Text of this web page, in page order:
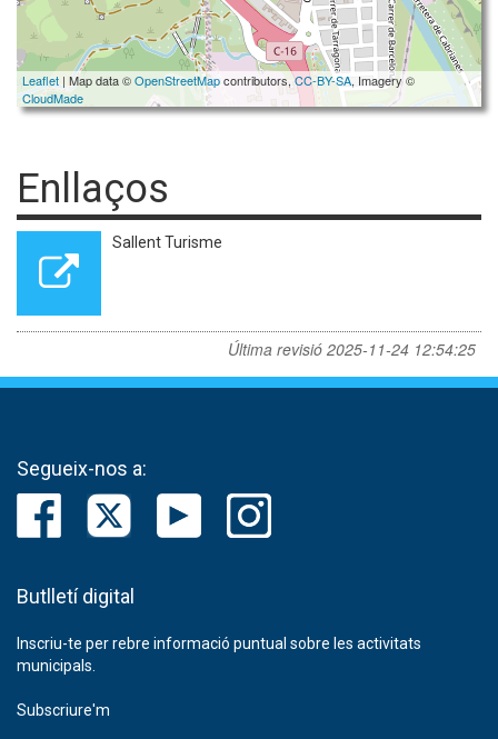
Leaflet | Map data ©OpenStreetMapcontributors,CC-BY-SA, Imagery ©
CloudMade
Enllaços
Sallent Turisme
Última revisió 2025-11-24 12:54:25
Segueix-nos a:
Butlletí digital
Inscriu-te per rebre informació puntual sobre les activitats
municipals.
Subscriure'm